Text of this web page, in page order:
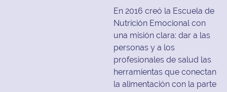
En 2016 creó la Escuela de
Nutrición Emocional con
una misión clara: dar a las
personas y a los
profesionales de salud las
herramientas que conectan
la alimentación con la parte